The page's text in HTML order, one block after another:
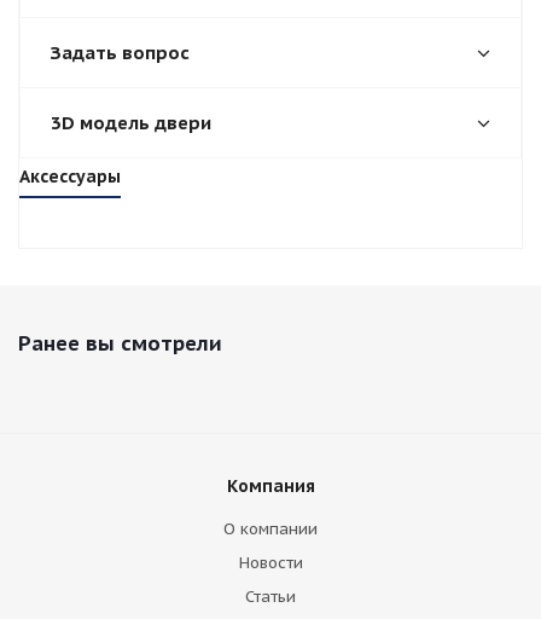
Задать вопрос
3D модель двери
Аксессуары
Ранее вы смотрели
Компания
О компании
Новости
Статьи